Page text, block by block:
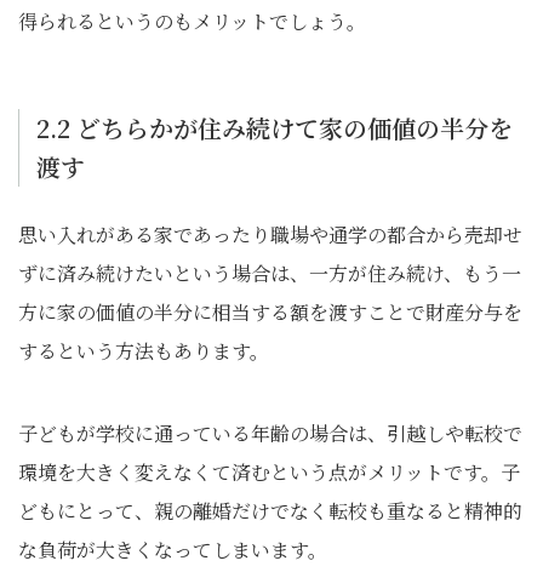
得られるというのもメリットでしょう。
2.2 どちらかが住み続けて家の価値の半分を
渡す
思い入れがある家であったり職場や通学の都合から売却せ
ずに済み続けたいという場合は、一方が住み続け、もう一
方に家の価値の半分に相当する額を渡すことで財産分与を
するという方法もあります。
子どもが学校に通っている年齢の場合は、引越しや転校で
環境を大きく変えなくて済むという点がメリットです。子
どもにとって、親の離婚だけでなく転校も重なると精神的
な負荷が大きくなってしまいます。